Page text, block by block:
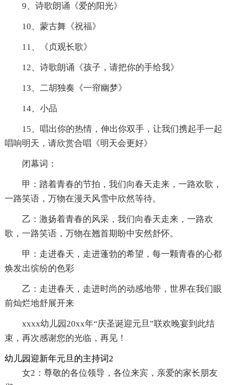
9、诗歌朗诵《爱的阳光》
10、蒙古舞《祝福》
11、《贞观长歌》
12、诗歌朗诵《孩子，请把你的手给我》
13、二胡独奏《一帘幽梦》
14、小品
15、唱出你的热情，伸出你双手，让我们携起手一起
唱响明天，请欣赏合唱《明天会更好》
闭幕词：
甲：踏着青春的节拍，我们向春天走来，一路欢歌，
一路笑语，万物在漫天风雪中欣然等待。
乙：激扬着青春的风采，我们向春天走来，一路欢
歌，一路笑语，万物在翘首期盼中安然舒怀。
甲：走进春天，走进蓬勃的希望，每一颗青春的心都
焕发出缤纷的色彩
乙：走进春天，走进时尚的动感地带，世界在我们眼
前灿烂地舒展开来
xxxx幼儿园20xx年“庆圣诞迎元旦”联欢晚宴到此结
束，再次感谢您的光临，再见！
幼儿园迎新年元旦的主持词2
女2：尊敬的各位领导，各位来宾，亲爱的家长朋友